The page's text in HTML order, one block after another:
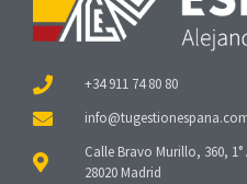
+34 911 74 80 80
Calle Bravo Murillo, 360, 1°
28020 Madrid